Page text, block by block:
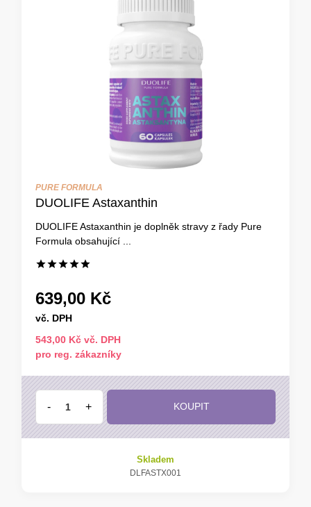
PURE FORMULA
DUOLIFE Astaxanthin
DUOLIFE Astaxanthin je doplněk stravy z řady Pure
Formula obsahující ...
639,00 Kč
vč. DPH
543,00 Kč vč. DPH
pro reg. zákazníky
- + KOUPIT
Skladem
DLFASTX001